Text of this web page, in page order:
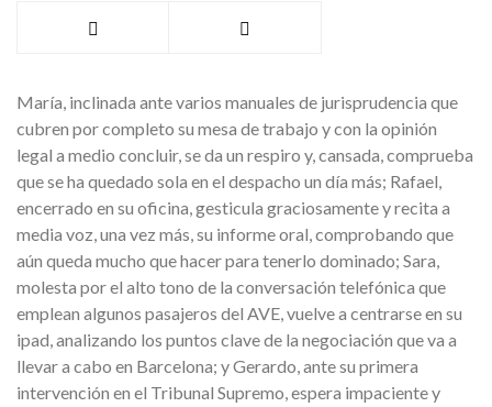
María, inclinada ante varios manuales de jurisprudencia que
cubren por completo su mesa de trabajo y con la opinión
legal a medio concluir, se da un respiro y, cansada, comprueba
que se ha quedado sola en el despacho un día más; Rafael,
encerrado en su oficina, gesticula graciosamente y recita a
media voz, una vez más, su informe oral, comprobando que
aún queda mucho que hacer para tenerlo dominado; Sara,
molesta por el alto tono de la conversación telefónica que
emplean algunos pasajeros del AVE, vuelve a centrarse en su
ipad, analizando los puntos clave de la negociación que va a
llevar a cabo en Barcelona; y Gerardo, ante su primera
intervención en el Tribunal Supremo, espera impaciente y